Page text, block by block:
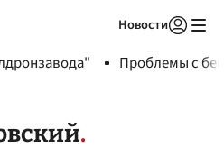
Новости
Проблемы с